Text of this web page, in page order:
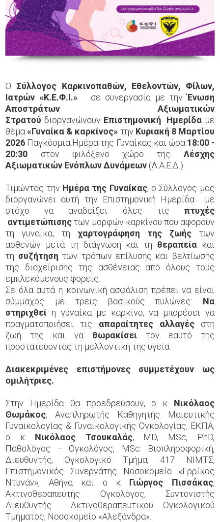
O Σύλλογος Καρκινοπαθών, Εθελοντών, Φίλων,
Ιατρών «Κ.Ε.Φ.Ι.» σε συνεργασία με τηνΈνωση
Αποστράτων Αξιωματικών
Στρατού διοργανώνουν Επιστημονική Ημερίδα με
θέμα«Γυναίκα & καρκίνος» την Κυριακή 8 Μαρτίου
2026 Παγκόσμια Ημέρα της Γυναίκας και ώρα 18:00 -
20:30 στον φιλόξενο χώρο της Λέσχης
Αξιωματικών Ενόπλων Δυνάμεων (Λ.Α.Ε.Δ.).
Τιμώντας την Ημέρα της Γυναίκας, ο Σύλλογος μας
διοργανώνει αυτή την Επιστημονική Ημερίδα με
στόχο να αναδείξει όλες τις πτυχές
αντιμετώπισηςτων μορφών καρκίνου που αφορούν
τη γυναίκα, τη χαρτογράφηση της ζωήςτων
ασθενών μετά τη διάγνωση και τη θεραπεία και
τη συζήτηση των τρόπων επίλυσης και βελτίωσης
της διαχείρισης της ασθένειας από όλους τους
εμπλεκόμενους φορείς.
Σε όλα αυτά η κοινωνική ασφάλιση πρέπει να είναι
σύμμαχος με τρεις βασικούς πυλώνες: Να
στηριχθεί η γυναίκα με καρκίνο, να μπορέσει να
πραγματοποιήσει τις απαραίτητες αλλαγέςστη
ζωή της και να θωρακίσει
τον εαυτό της
προστατεύοντας τη μελλοντική της υγεία.
Διακεκριμένες επιστήμονες συμμετέχουν ως
ομιλήτριες.
Στην Ημερίδα θα προεδρεύσουν, ο κ Νικόλαος
Θωμάκος, Αναπληρωτής Καθηγητής Μαιευτικής
Γυναικολογίας & Γυναικολογικής Ογκολογίας, ΕΚΠΑ,
ο κ Νικόλαος Τσουκαλάς, MD, MSc, PhD,
Παθολόγος - Ογκολόγος, MSc Βιοπληροφορική,
Διευθυντής, Ογκολογικό Τμήμα, 417 ΝΙΜΤΣ,
Επιστημονικός Συνεργάτης Νοσοκομείο «Ερρίκος
Ντυνάν», Αθήνα και ο κ Γιώργος Πισσάκας,
Ακτινοθεραπευτής Ογκολόγος, Συντονιστής
Διευθυντής Ακτινοθεραπευτικού Ογκολογικού
Τμήματος, Νοσοκομείο «Αλεξάνδρα».